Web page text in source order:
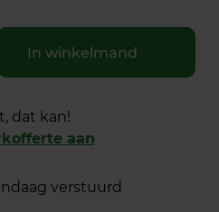
In winkelmand
dat kan!
aan
verstuurd